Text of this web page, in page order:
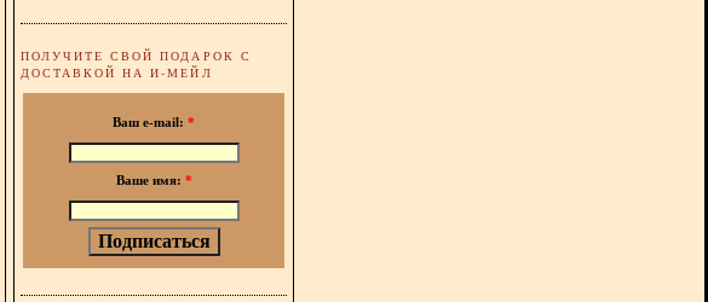
ПОЛУЧИТЕ СВОЙ ПОДАРОК С
ДОСТАВКОЙ НА И-МЕЙЛ
Ваш e-mail: *
Ваше имя: *